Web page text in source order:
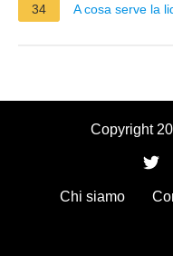
34
A cosa serve la
Copyright
Chi siamo